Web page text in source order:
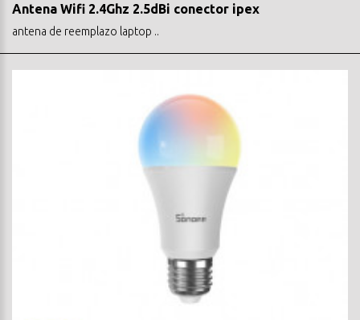
Antena Wifi 2.4Ghz 2.5dBi conector ipex
antena de reemplazo laptop ..